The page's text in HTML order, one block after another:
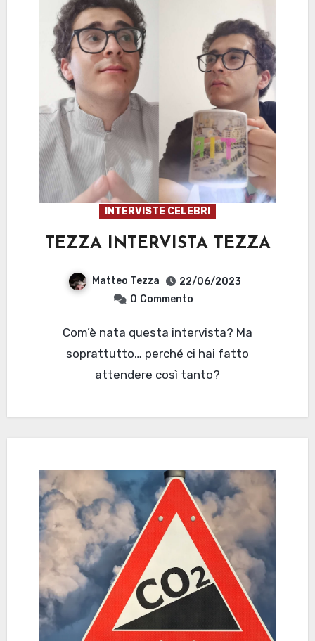
INTERVISTE CELEBRI
TEZZA INTERVISTA TEZZA
Matteo Tezza
22/06/2023
0 Commento
Com’è nata questa intervista? Ma
soprattutto… perché ci hai fatto
attendere così tanto?